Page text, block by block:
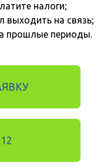
налоги;
выходить на связь;
прошлые периоды.